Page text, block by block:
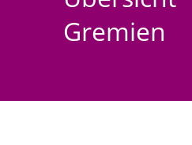
Gremien